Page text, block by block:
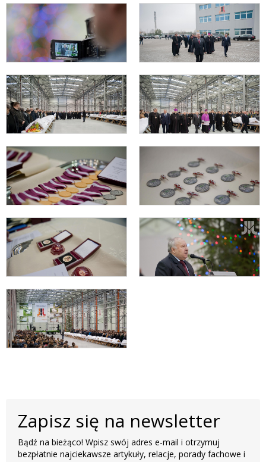
Zapisz się na newsletter
Bądź na bieżąco! Wpisz swój adres e-mail i otrzymuj
bezpłatnie najciekawsze artykuły, relacje, porady fachowe i